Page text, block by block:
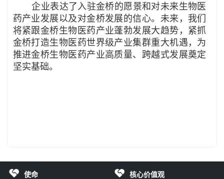
企业表达了入驻金桥的愿景和对未来生物医
药产业发展以及对金桥发展的信心。 未来，我们
将紧跟金桥生物医药产业蓬勃发展大趋势，紧抓
金桥打造生物医药世界级产业集群重大机遇，为
推进金桥生物医药产业高质量、跨越式发展奠定
坚实基础。
使命 核心价值观